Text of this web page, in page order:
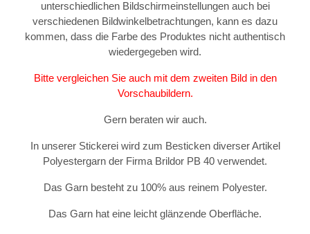
unterschiedlichen Bildschirmeinstellungen auch bei
verschiedenen Bildwinkelbetrachtungen, kann es dazu
kommen, dass die Farbe des Produktes nicht authentisch
wiedergegeben wird.
Bitte vergleichen Sie auch mit dem zweiten Bild in den
Vorschaubildern.
Gern beraten wir auch.
In unserer Stickerei wird zum Besticken diverser Artikel
Polyestergarn der Firma Brildor PB 40 verwendet.
Das Garn besteht zu 100% aus reinem Polyester.
Das Garn hat eine leicht glänzende Oberfläche.